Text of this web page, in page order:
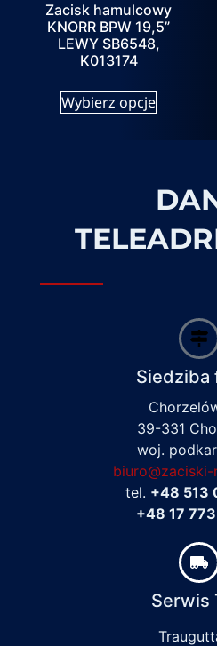
Zacisk hamulcowy
KNORR BPW 19,5”
LEWY SB6548,
K013174
Wybierz opcje
Siedziba
39-331
woj.
tel. +48 513
+48 17
Serwis